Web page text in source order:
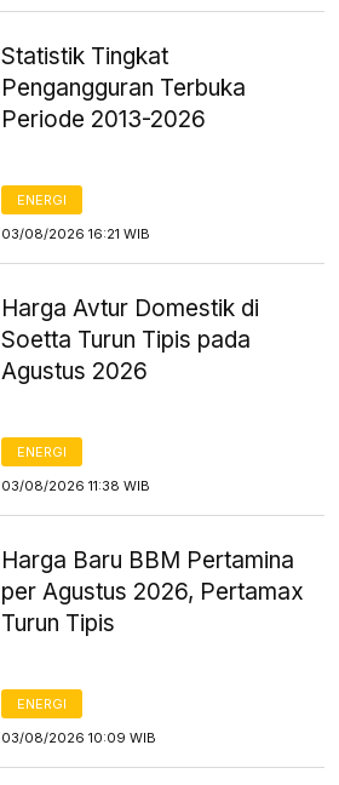
Statistik Tingkat
Pengangguran Terbuka
Periode 2013-2026
ENERGI
03/08/2026 16:21 WIB
Harga Avtur Domestik di
Soetta Turun Tipis pada
Agustus 2026
ENERGI
03/08/2026 11:38 WIB
Harga Baru BBM Pertamina
per Agustus 2026, Pertamax
Turun Tipis
ENERGI
03/08/2026 10:09 WIB